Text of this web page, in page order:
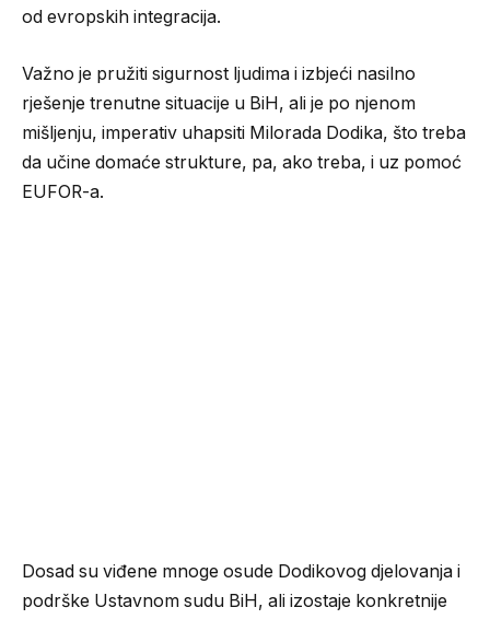
od evropskih integracija.
Važno je pružiti sigurnost ljudima i izbjeći nasilno
rješenje trenutne situacije u BiH, ali je po njenom
mišljenju, imperativ uhapsiti Milorada Dodika, što treba
da učine domaće strukture, pa, ako treba, i uz pomoć
EUFOR-a.
Dosad su viđene mnoge osude Dodikovog djelovanja i
podrške Ustavnom sudu BiH, ali izostaje konkretnije